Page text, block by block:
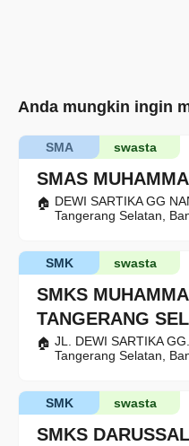
Anda mungkin ingin
SMAS
swasta
SMA
DEWI SARTIKA GG
Tangerang Selatan,
SMKS
TANGERANG
swasta
SMK
JL. DEWI SARTIKA
Tangerang Selatan,
SMKS
swasta
SMK